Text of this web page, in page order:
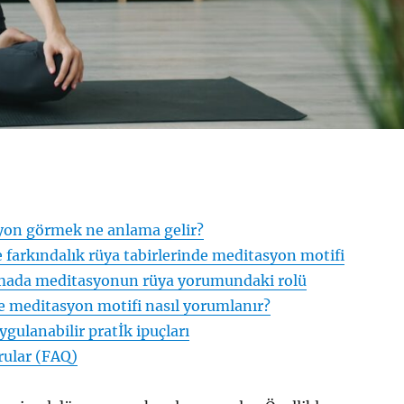
görmek ne anlama gelir?
rüya tabirlerinde meditasyon motifi
meditasyonun rüya yorumundaki rolü
meditasyon motifi nasıl yorumlanır?
pratİk ipuçları
(FAQ)